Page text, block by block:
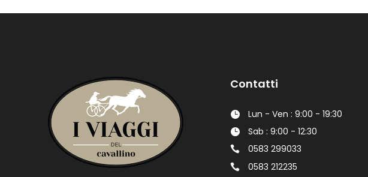
Contatti
Lun - Ven : 9:00 - 19:30
Sab : 9:00 - 12:30
0583 299033
0583 212235